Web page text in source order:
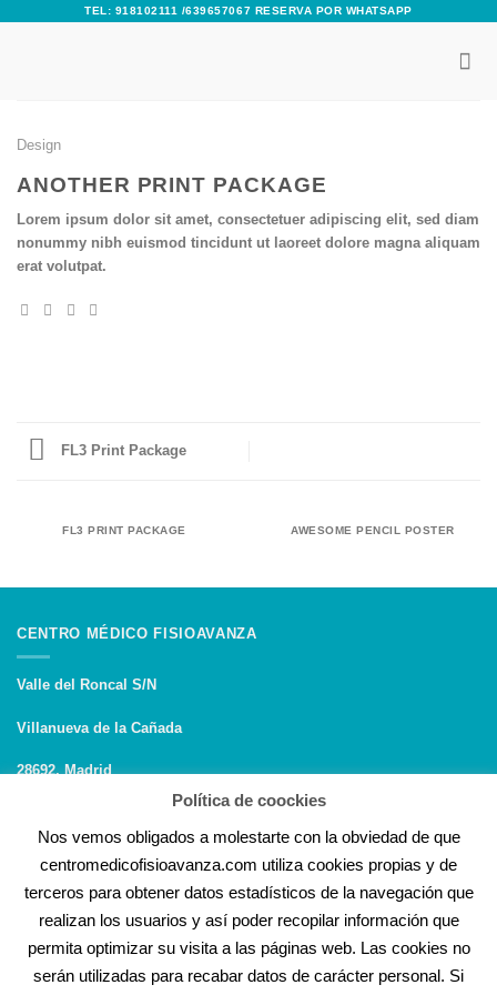
TEL: 918102111 /639657067 RESERVA POR WHATSAPP
Design
ANOTHER PRINT PACKAGE
Lorem ipsum dolor sit amet, consectetuer adipiscing elit, sed diam
nonummy nibh euismod tincidunt ut laoreet dolore magna aliquam
erat volutpat.
FL3 Print Package
FL3 PRINT PACKAGE AWESOME PENCIL POSTER
CENTRO MÉDICO FISIOAVANZA
Valle del Roncal S/N
Villanueva de la Cañada
28692, Madrid
NÚMERO DE AUTORIZACIÓN SANITARIA
CS-5887
Política de coockies
Nos vemos obligados a molestarte con la obviedad de que
centromedicofisioavanza.com utiliza cookies propias y de
terceros para obtener datos estadísticos de la navegación que
realizan los usuarios y así poder recopilar información que
permita optimizar su visita a las páginas web. Las cookies no
serán utilizadas para recabar datos de carácter personal. Si